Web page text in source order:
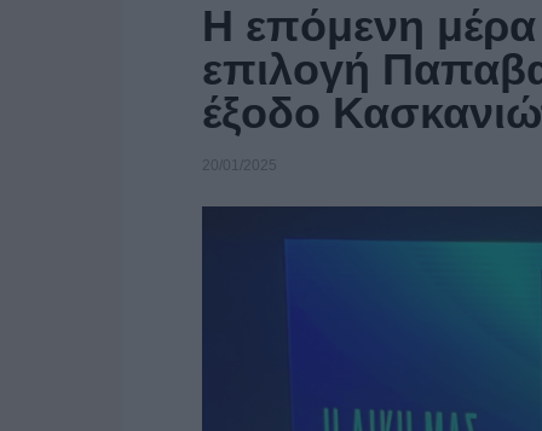
Η επόμενη
επιλογή
έξοδο
20/01/2025